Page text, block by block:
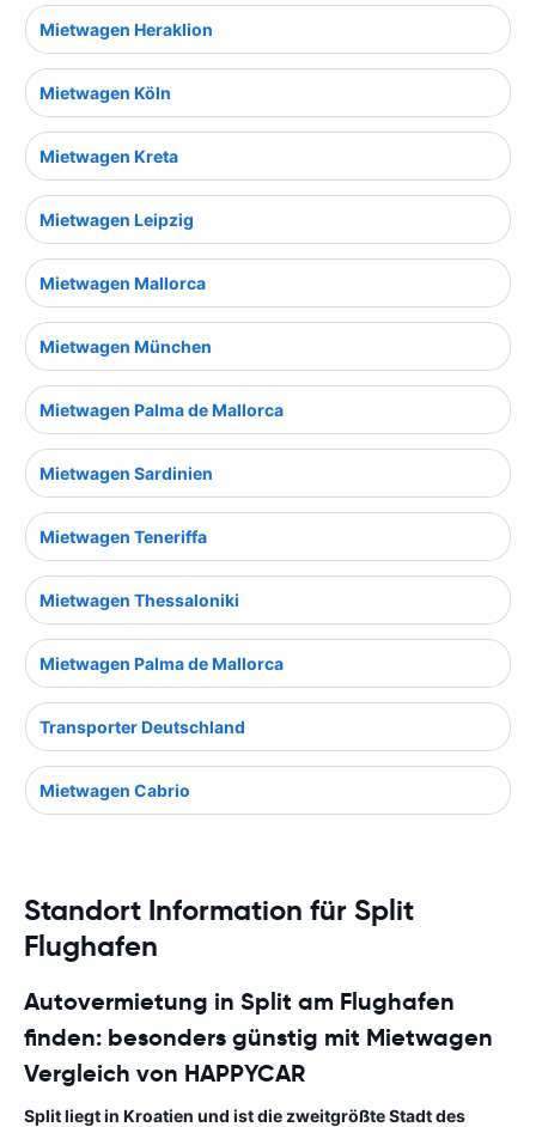
Mietwagen Heraklion
Mietwagen Köln
Mietwagen Kreta
Mietwagen Leipzig
Mietwagen Mallorca
Mietwagen München
Mietwagen Palma de Mallorca
Mietwagen Sardinien
Mietwagen Teneriffa
Mietwagen Thessaloniki
Mietwagen Palma de Mallorca
Transporter Deutschland
Mietwagen Cabrio
Standort Information für Split
Flughafen
Autovermietung in Split am Flughafen
finden: besonders günstig mit Mietwagen
Vergleich von HAPPYCAR
Split liegt in Kroatien und ist die zweitgrößte Stadt des